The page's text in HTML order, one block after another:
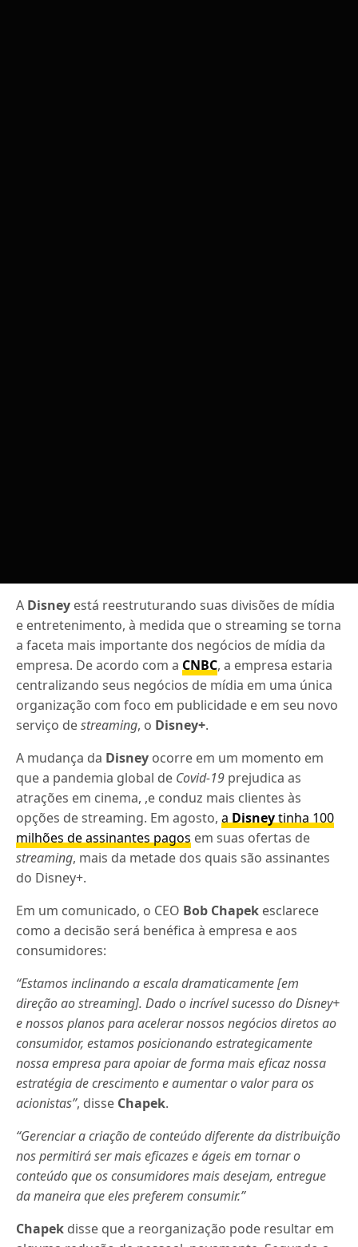
A Disney está reestruturando suas divisões de mídia
e entretenimento, à medida que o streaming se torna
a faceta mais importante dos negócios de mídia da
empresa. De acordo com a CNBC, a empresa estaria
centralizando seus negócios de mídia em uma única
organização com foco em publicidade e em seu novo
serviço destreaming, o Disney+.
A mudança da Disney ocorre em um momento em
que a pandemia global de Covid-19 prejudica as
atrações em cinema, ,e conduz mais clientes às
opções de streaming. Em agosto,a Disneytinha 100
milhões de assinantes pagos em suas ofertas de
streaming, mais da metade dos quais são assinantes
do Disney+.
Em um comunicado, o CEO Bob Chapek esclarece
como a decisão será benéfica à empresa e aos
consumidores:
“Estamos inclinando a escala dramaticamente [em
direção ao streaming]. Dado o incrível sucesso do Disney+
e nossos planos para acelerar nossos negócios diretos ao
consumidor, estamos posicionando estrategicamente
nossa empresa para apoiar de forma mais eficaz nossa
estratégia de crescimento e aumentar o valor para os
acionistas”, disse Chapek.
“Gerenciar a criação de conteúdo diferente da distribuição
nos permitirá ser mais eficazes e ágeis em tornar o
conteúdo que os consumidores mais desejam, entregue
da maneira que eles preferem consumir.”
Chapek disse que a reorganização pode resultar em